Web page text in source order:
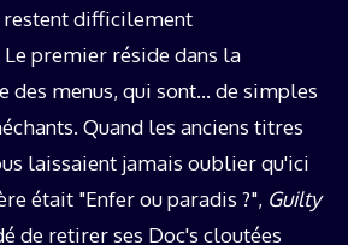
difficilement
premier réside dans la
des menus, qui sont… de simples
Quand les anciens titres
laissaient jamais oublier qu'ici
était "Enfer ou paradis ?", Guilty
de retirer ses Doc's cloutées